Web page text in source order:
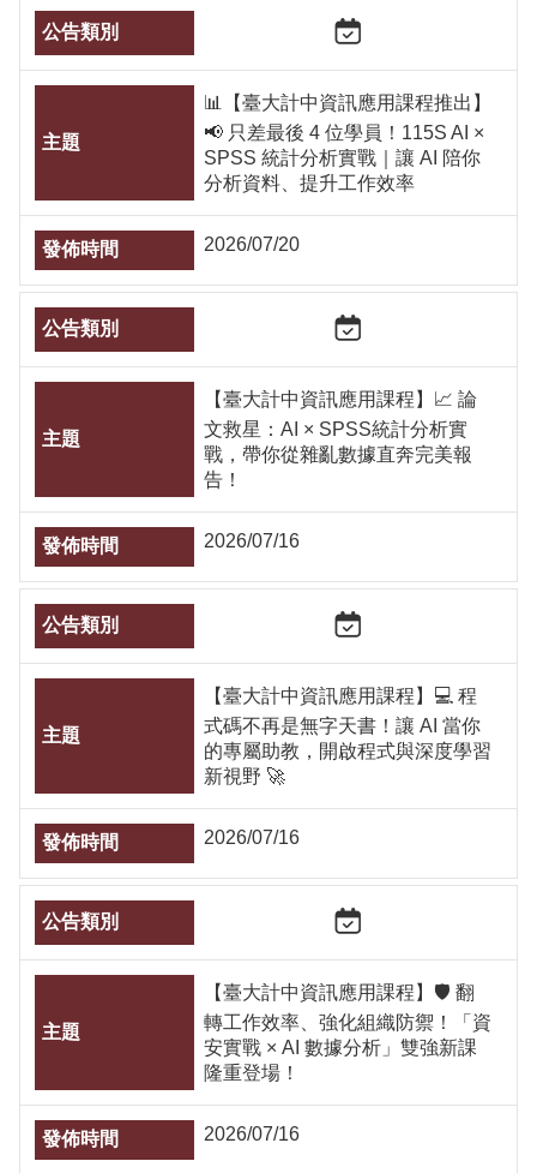
📊【臺大計中資訊應用課程推出】
📢 只差最後 4 位學員！115S AI ×
SPSS 統計分析實戰｜讓 AI 陪你
分析資料、提升工作效率
2026/07/20
【臺大計中資訊應用課程】📈 論
文救星：AI × SPSS統計分析實
戰，帶你從雜亂數據直奔完美報
告！
2026/07/16
【臺大計中資訊應用課程】💻 程
式碼不再是無字天書！讓 AI 當你
的專屬助教，開啟程式與深度學習
新視野 🚀
2026/07/16
【臺大計中資訊應用課程】🛡️ 翻
轉工作效率、強化組織防禦！「資
安實戰 × AI 數據分析」雙強新課
隆重登場！
2026/07/16